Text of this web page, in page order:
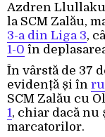
Azdren
la SCM Zalău,
3-a din Liga 3,
1-0 în
În vârstă de 37
evidență și în
SCM Zalău cu
1, chiar dacă nu
marcatorilor.